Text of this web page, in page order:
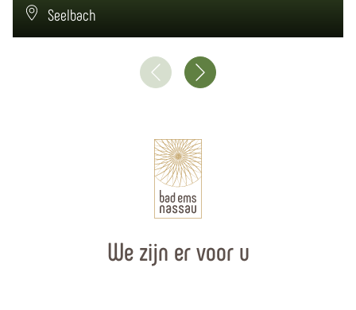
Seelbach
We zijn er voor u